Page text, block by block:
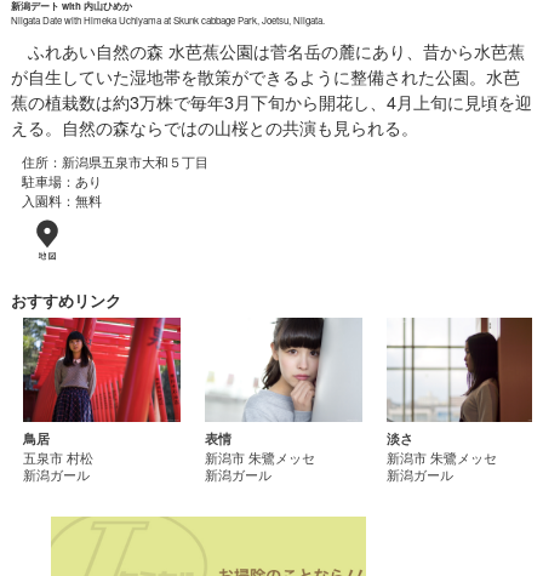
新潟デート with 内山ひめか
Niigata Date with Himeka Uchiyama at Skunk cabbage Park, Joetsu, Niigata.
ふれあい自然の森 水芭蕉公園は菅名岳の麓にあり、昔から水芭蕉
が自生していた湿地帯を散策ができるように整備された公園。水芭
蕉の植栽数は約3万株で毎年3月下旬から開花し、4月上旬に見頃を迎
える。自然の森ならではの山桜との共演も見られる。
住所：新潟県五泉市大和５丁目
駐車場：あり
入園料：無料
おすすめリンク
鳥居
五泉市 村松
新潟ガール
表情
新潟市 朱鷺メッセ
新潟ガール
淡さ
新潟市 朱鷺メッセ
新潟ガール